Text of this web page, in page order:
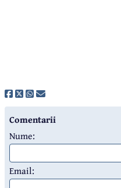
Comentarii
Nume:
Email: